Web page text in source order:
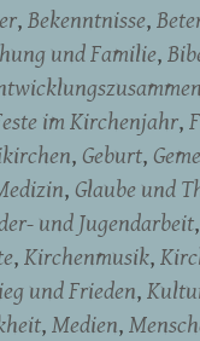
Bekenntnisse
und Familie
im Kirchenjahr
Geburt
Glaube und
und Jugendarbeit
Kirchenmusik
und Frieden
Medien